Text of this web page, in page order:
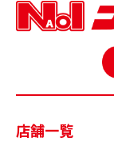
店舗一覧